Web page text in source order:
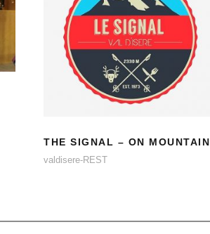
THE SIGNAL – ON
MOUNTAIN
THE SIGNAL – ON MOUNTAIN
valdisere-REST